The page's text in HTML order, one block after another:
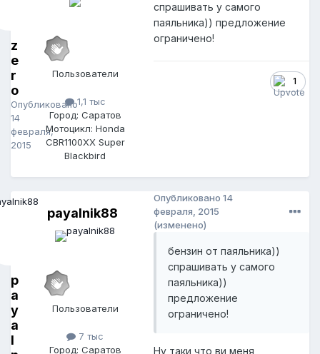
z
e
r
o
Опубликовано
14
февраля,
2015
Пользователи
1,1 тыс
Город: Саратов
Мотоцикл: Honda
CBR1100XX Super
Blackbird
спрашивать у самого
паяльника)) предложение
ограничено!
1
p
a
y
a
l
payalnik88
Пользователи
7 тыс
Город: Саратов
Опубликовано 14
февраля, 2015
(изменено)
бензин от паяльника))
спрашивать у самого
паяльника))
предложение
ограничено!
Ну таки что ви меня